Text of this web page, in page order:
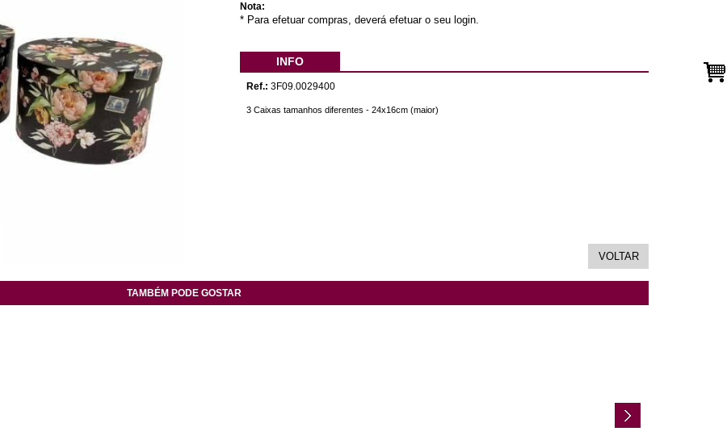
Nota:
* Para efetuar compras, deverá efetuar o seu login.
INFO
Ref.: 3F09.0029400
3 Caixas tamanhos diferentes - 24x16cm (maior)
TAMBÉM PODE GOSTAR